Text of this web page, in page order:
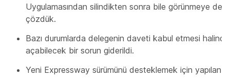
Uygulamasından silindikten sonra bile görünmeye
çözdük.
Bazı durumlarda delegenin daveti kabul etmesi
açabilecek bir sorun giderildi.
Yeni Expressway sürümünü desteklemek için yapılan